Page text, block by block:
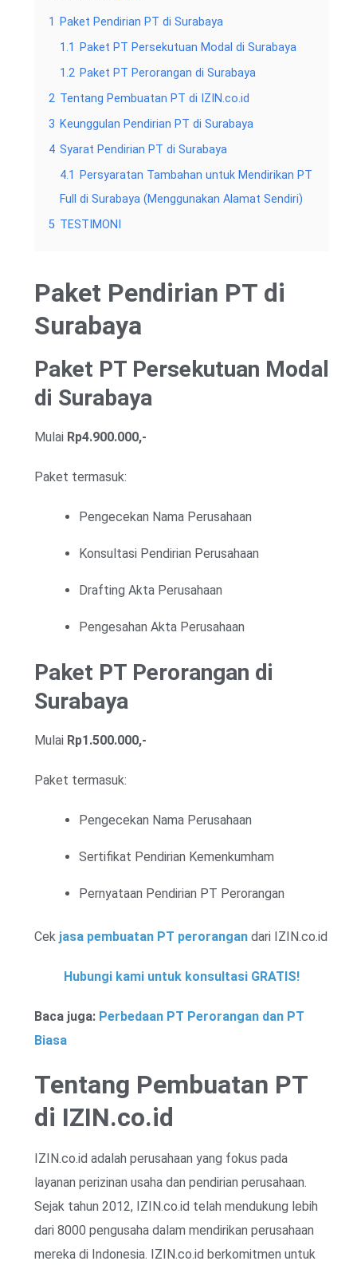
1
Paket Pendirian PT di Surabaya
1.1
Paket PT Persekutuan Modal di Surabaya
1.2 Paket PT Perorangan di Surabaya
2 Tentang Pembuatan PT di IZIN.co.id
3 Keunggulan Pendirian PT di Surabaya
4 Syarat Pendirian PT di Surabaya
4.1
Persyaratan Tambahan untuk Mendirikan PT
Full di Surabaya (Menggunakan Alamat Sendiri)
5 TESTIMONI
Paket Pendirian PT di
Surabaya
Paket PT Persekutuan Modal
di Surabaya
Mulai Rp4.900.000,-
Paket termasuk:
Pengecekan Nama Perusahaan
Konsultasi Pendirian Perusahaan
Drafting Akta Perusahaan
Pengesahan Akta Perusahaan
Paket PT Perorangan di
Surabaya
Mulai Rp1.500.000,-
Paket termasuk:
Pengecekan Nama Perusahaan
Sertifikat Pendirian Kemenkumham
Pernyataan Pendirian PT Perorangan
Cek jasa pembuatan PT perorangan dari IZIN.co.id
Hubungi kami untuk konsultasi GRATIS!
Baca juga: Perbedaan PT Perorangan dan PT
Biasa
Tentang Pembuatan PT
di IZIN.co.id
IZIN.co.id adalah perusahaan yang fokus pada
layanan perizinan usaha dan pendirian perusahaan.
Sejak tahun 2012, IZIN.co.id telah mendukung lebih
dari 8000 pengusaha dalam mendirikan perusahaan
mereka di Indonesia. IZIN.co.id berkomitmen untuk